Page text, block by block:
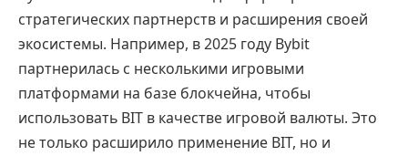
стратегических партнерств и расширения своей
экосистемы. Например, в 2025 году Bybit
партнерилась с несколькими игровыми
платформами на базе блокчейна, чтобы
использовать BIT в качестве игровой валюты. Это
не только расширило применение BIT, но и